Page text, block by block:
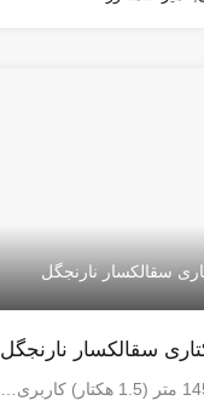
سقالکسار نارنجگل
سقالکسار نارنجگل